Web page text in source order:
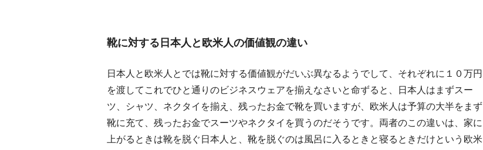
靴に対する日本人と欧米人の価値観の違い
日本人と欧米人とでは靴に対する価値観がだいぶ異なるようでして、それぞれに１０万円
を渡してこれでひと通りのビジネスウェアを揃えなさいと命ずると、日本人はまずスー
ツ、シャツ、ネクタイを揃え、残ったお金で靴を買いますが、欧米人は予算の大半をまず
靴に充て、残ったお金でスーツやネクタイを買うのだそうです。両者のこの違いは、家に
上がるときは靴を脱ぐ日本人と、靴を脱ぐのは風呂に入るときと寝るときだけという欧米